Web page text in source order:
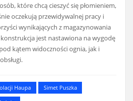
które chcą cieszyć się płomieniem,
oczekują przewidywalnej pracy i
wynikających z magazynowania
konstrukcja jest nastawiona na wygodę
kątem widoczności ognia, jak i
Haupa
Simet Puszka